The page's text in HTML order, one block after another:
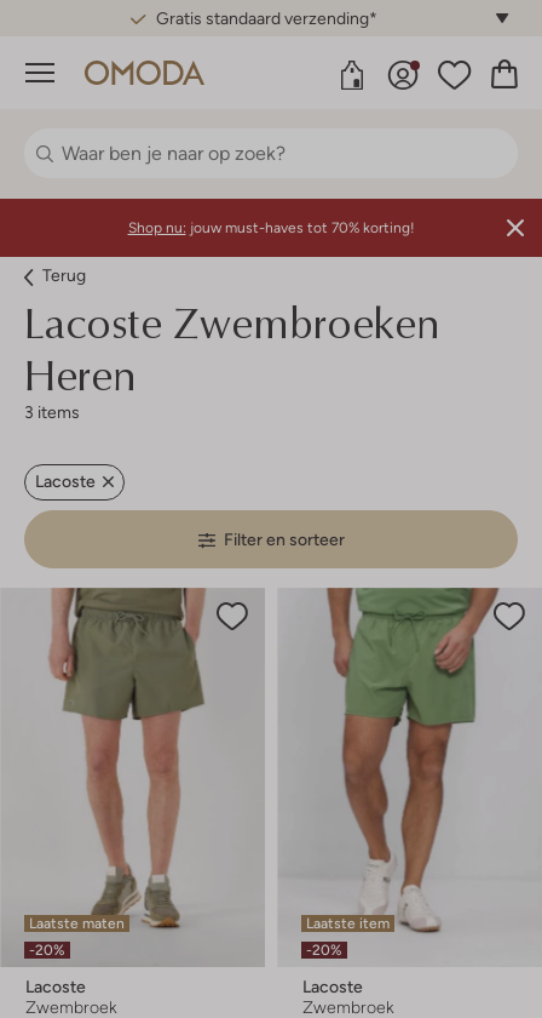
Gratis standaard verzending*
Menu
Shop nu: jouw must-haves tot 70% korting!
Terug
Lacoste Zwembroeken
Heren
3 items
Lacoste
Filter en sorteer
Laatste maten
-20%
Lacoste
Zwembroek
Laatste item
-20%
Lacoste
Zwembroek